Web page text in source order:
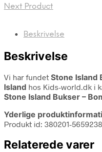
Next Product
Beskrivelse
Beskrivelse
Vi har fundet Stone Island
Island hos Kids-world.dk i
Stone Island Bukser –
Yderlige
Produkt id: 380201-5659238
Relaterede varer